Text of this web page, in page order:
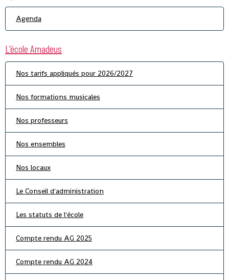
Agenda
L'école Amadeus
Nos tarifs appliqués pour 2026/2027
Nos formations musicales
Nos professeurs
Nos ensembles
Nos locaux
Le Conseil d'administration
Les statuts de l'école
Compte rendu AG 2025
Compte rendu AG 2024